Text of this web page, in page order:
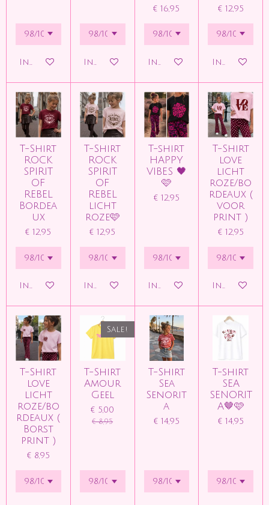
In winkelwagenIn winkelwagen
€ 16,95
In winkelwagen
€ 12,95
In
T-Shirt
ROCK
SPIRIT
OF
REBEL
Bordea
ux
€ 12,95
In winkelwagen
T-Shirt
ROCK
SPIRIT
OF
REBEL
licht
roze🩷
€ 12,95
In winkelwagen
T-shirt
HAPPY
VIBES 🖤
🩷
€ 12,95
In winkelwagen
T-Shirt
love
licht
roze/bo
rdeaux (
voor
print )
€ 12,95
In
T-Shirt
love
licht
roze/bo
rdeaux (
Borst
print )
€ 8,95
Sale!
T-Shirt
Amour
Geel
€ 5,00
€ 8,95
T-Shirt
Sea
Senorit
a
€ 14,95
T-shirt
SEA
SENORIT
A🤎🩷
€ 14,95